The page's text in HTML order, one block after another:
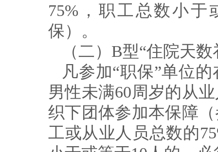
75% ，职工总数小于
保）。
（二） B型“住院天数
凡参加“职保”单位的
男性未满60周岁的从
织下团体参加本保障
工或从业人员总数的